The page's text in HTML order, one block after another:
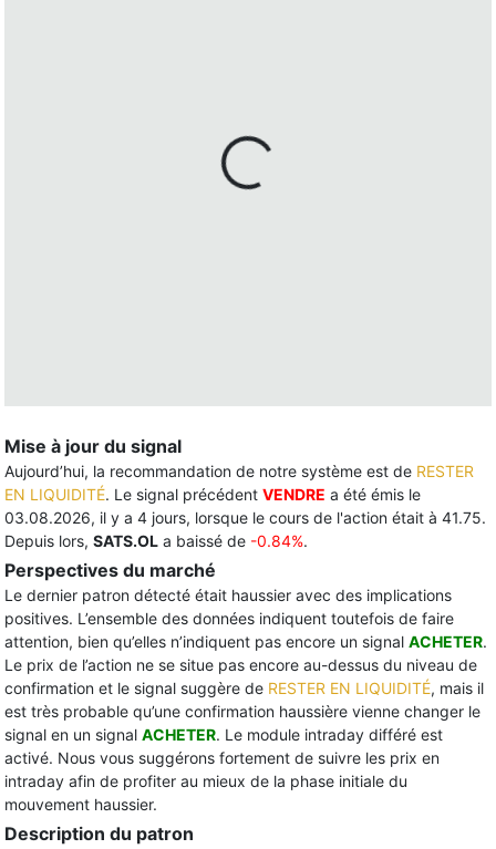
Mise à jour du signal
Aujourd’hui, la recommandation de notre système est de RESTER
EN LIQUIDITÉ. Le signal précédent VENDRE a été émis le
03.08.2026, il y a 4 jours, lorsque le cours de l'action était à 41.75.
Depuis lors, SATS.OL a baissé de -0.84%.
Perspectives du marché
Le dernier patron détecté était haussier avec des implications
positives. L’ensemble des données indiquent toutefois de faire
attention, bien qu’elles n’indiquent pas encore un signal ACHETER.
Le prix de l’action ne se situe pas encore au-dessus du niveau de
confirmation et le signal suggère de RESTER EN LIQUIDITÉ, mais il
est très probable qu’une confirmation haussière vienne changer le
signal en un signal ACHETER. Le module intraday différé est
activé. Nous vous suggérons fortement de suivre les prix en
intraday afin de profiter au mieux de la phase initiale du
mouvement haussier.
Description du patron